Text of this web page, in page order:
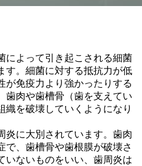
によって引き起こされる細菌
す。細菌に対する抵抗力が低
が免疫力より強かったりする
歯肉や歯槽骨（歯を支えてい
織を破壊していくようになり
炎に大別されています。歯肉
で、歯槽骨や歯根膜が破壊さ
いないものをいい、歯周炎は